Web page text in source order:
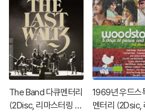
The Band 다큐멘터리
(2Disc, 리마스터링 감
1969년 우드스
멘터리 (2Dsic,